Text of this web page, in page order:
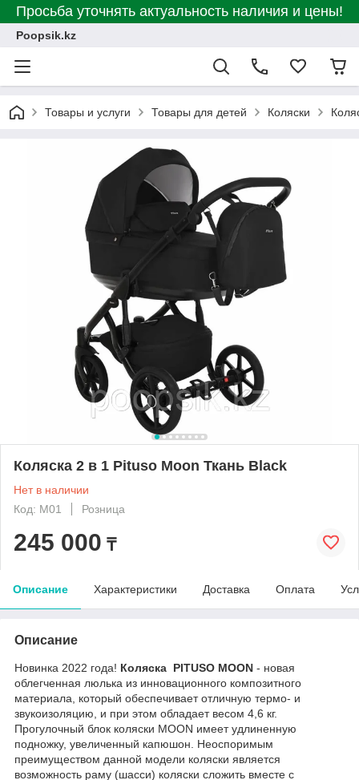
Просьба уточнять актуальность наличия и цены!
Poopsik.kz
Товары и услуги Товары для детей Коляски
Коляска 2 в 1 Pituso Moon Ткань Black
Нет в наличии
Код: M01
Розница
245 000 ₸
Описание Характеристики Доставка Оплата
Описание
Новинка 2022 года! Коляска PITUSO MOON - новая
облегченная люлька из инновационного композитного
материала, который обеспечивает отличную термо- и
звукоизоляцию, и при этом обладает весом 4,6 кг.
Прогулочный блок коляски MOON имеет удлиненную
подножку, увеличенный капюшон. Неоспоримым
преимуществом данной модели коляски является
возможность раму (шасси) коляски сложить вместе с